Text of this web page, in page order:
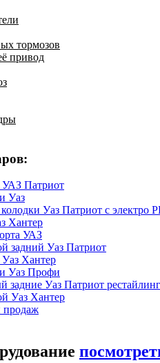
тормозов
привод
УАЗ Патриот
Уаз
Уаз Патриот с электро
Хантер
УАЗ
задний Уаз Патриот
Хантер
Уаз Профи
задние Уаз Патриот
Уаз Хантер